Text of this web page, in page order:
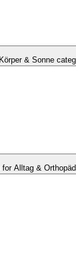
& Sonne
for Alltag &